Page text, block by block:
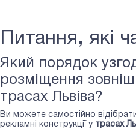
Питання, які
Який порядок
розміщення
трасах Львіва?
Ви можете самостійно
рекламні конструкції у трасах